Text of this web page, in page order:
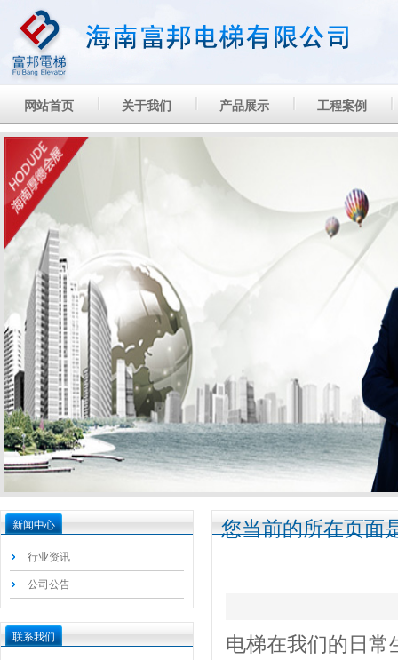
网站首页 关于我们 产品展示 工程案例
新闻中心
行业资讯
公司公告
联系我们
您当前的所在页面
电梯在我们的日常